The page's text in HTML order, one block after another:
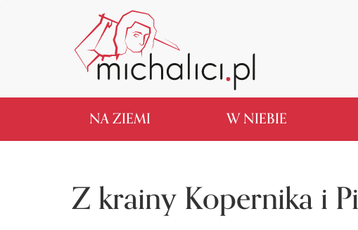
NA ZIEMI W NIEBIE
Z krainy Kopernika i